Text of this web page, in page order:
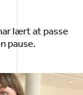
lært at passe
pause.